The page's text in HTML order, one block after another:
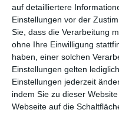
auf detailliertere
Einstellungen vor der
Sie, dass die Verarbeitung
ohne Ihre Einwilligung
haben, einer solchen
Einstellungen gelten
Einstellungen jederzeit
indem Sie zu dieser
Webseite auf die
Küsse,
Ich